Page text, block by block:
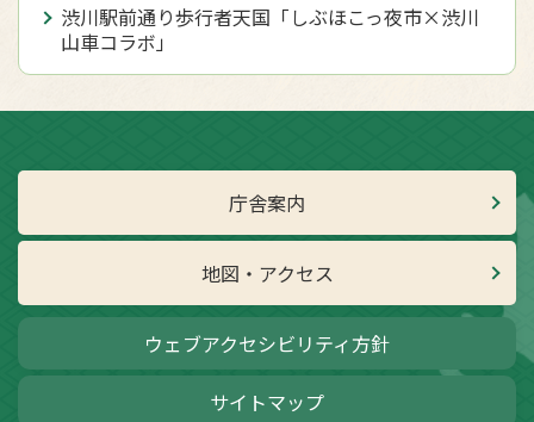
渋川駅前通り歩行者天国「しぶほこっ夜市×渋川
山車コラボ」
庁舎案内
地図・アクセス
ウェブアクセシビリティ方針
サイトマップ